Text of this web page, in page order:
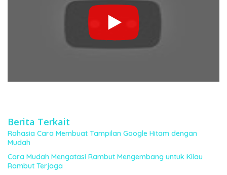
Berita Terkait
Rahasia Cara Membuat Tampilan Google Hitam dengan
Mudah
Cara Mudah Mengatasi Rambut Mengembang untuk Kilau
Rambut Terjaga